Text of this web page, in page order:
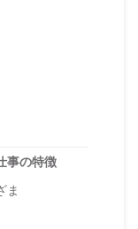
事の特徴
ま